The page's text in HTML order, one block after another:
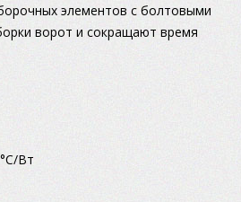
элементов с болтовыми
ворот и сокращают время
°C/Вт